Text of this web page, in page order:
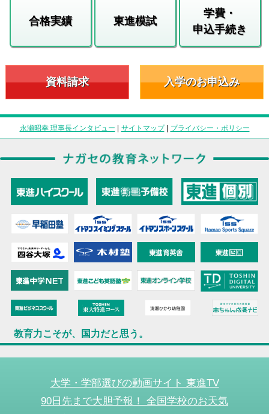
合格実績 東進模試
学費・
申込手続き
資料請求 入学のお申込み
永瀬昭幸 理事長インタビュー | サイトマップ| プライバシー・ポリシー
教育力こそが、国力だと思う。
大学・学部選びの動画サイト 東進TV
90日先まで大胆予報！ 全国学校のお天気